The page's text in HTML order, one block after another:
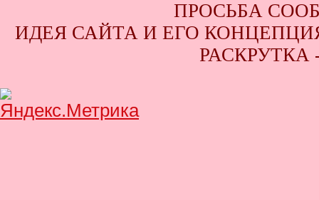
ПРОСЬБА
ИДЕЯ САЙТА И ЕГО КОНЦЕПЦИЯ
РАСКРУТКА -